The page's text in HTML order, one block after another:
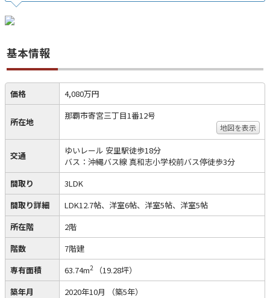
基本情報
価格 4,080万円
所在地
那覇市寄宮三丁目1番12号
地図を表示
交通
ゆいレール 安里駅徒歩18分
バス：沖縄バス線 真和志小学校前バス停徒歩3分
間取り
3LDK
間取り詳細
LDK12.7帖、洋室6帖、洋室5帖、洋室5帖
所在階
2階
階数
7階建
専有面積
63.74m2
（19.28坪）
築年月
2020年10月
（築5年）